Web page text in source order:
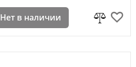
Нет в наличии